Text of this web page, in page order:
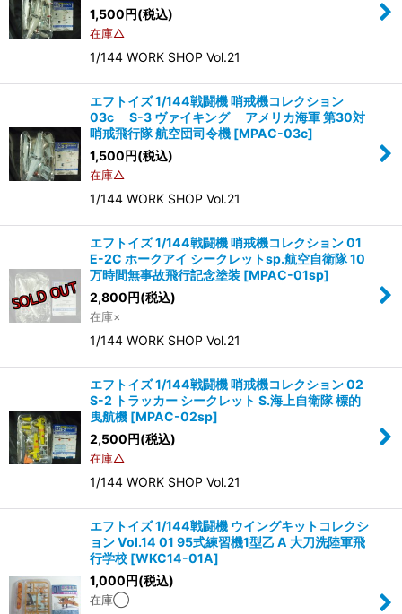
1,500円(税込)
在庫△
1/144 WORK SHOP Vol.21
エフトイズ 1/144戦闘機 哨戒機コレクション
03c S-3 ヴァイキング アメリカ海軍 第30対
哨戒飛行隊 航空団司令機 [MPAC-03c]
1,500円(税込)
在庫△
1/144 WORK SHOP Vol.21
エフトイズ 1/144戦闘機 哨戒機コレクション 01
E-2C ホークアイ シークレットsp.航空自衛隊 10
万時間無事故飛行記念塗装 [MPAC-01sp]
2,800円(税込)
在庫×
1/144 WORK SHOP Vol.21
エフトイズ 1/144戦闘機 哨戒機コレクション 02
S-2 トラッカー シークレット S.海上自衛隊 標的
曳航機 [MPAC-02sp]
2,500円(税込)
在庫△
1/144 WORK SHOP Vol.21
エフトイズ 1/144戦闘機 ウイングキットコレクシ
ョン Vol.14 01 95式練習機1型乙 A 大刀洗陸軍飛
行学校 [WKC14-01A]
1,000円(税込)
在庫◯